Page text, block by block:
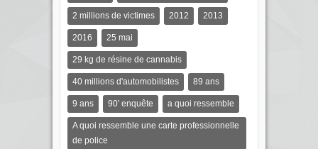
2 millions de victimes 2012 2013
2016 25 mai
29 kg de résine de cannabis
40 millions d'automobilistes 89 ans
9 ans 90' enquête a quoi ressemble
A quoi ressemble une carte professionnelle
de police